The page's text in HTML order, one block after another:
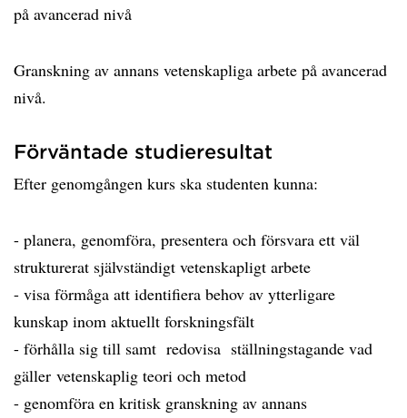
på avancerad nivå
Granskning av annans vetenskapliga arbete på avancerad
nivå.
Förväntade studieresultat
Efter genomgången kurs ska studenten kunna:
- planera, genomföra, presentera och försvara ett väl
strukturerat självständigt vetenskapligt arbete
- visa förmåga att identifiera behov av ytterligare
kunskap inom aktuellt forskningsfält
- förhålla sig till samt redovisa ställningstagande vad
gäller vetenskaplig teori och metod
- genomföra en kritisk granskning av annans